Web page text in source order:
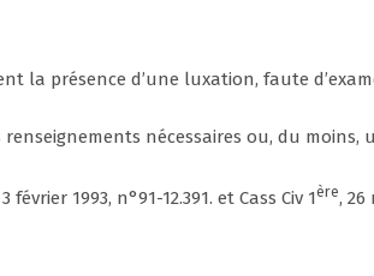
la présence d’une luxation, faute
nécessaires ou, du moins,
février 1993, n°91-12.391. et Cass Civ 1ère, 26